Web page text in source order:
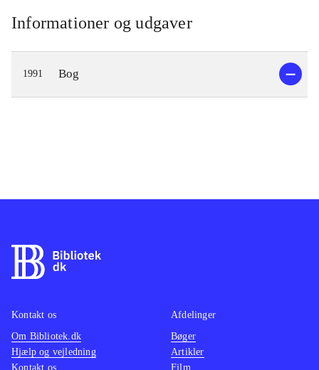
Informationer og udgaver
1991 Bog
Kontakt os
Om Bibliotek.dk
Hjælp og vejledning
Kontakt os
Afdelinger
Bøger
Artikler
Film